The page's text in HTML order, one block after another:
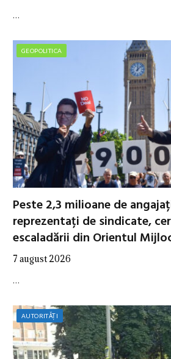
…
GEOPOLITICA
Peste 2,3 milioane de
reprezentați de sindicate,
escaladării din Orientul
7 august 2026
…
AUTORITĂȚI